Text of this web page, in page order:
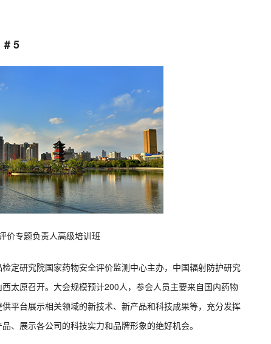
# 5
价专题负责人高级培训班
定研究院国家药物安全评价监测中心主办，中国辐射防护研究
太原召开。大会规模预计200人，参会人员主要来自国内药物
平台展示相关领域的新技术、新产品和科技成果等，充分发挥
、展示各公司的科技实力和品牌形象的绝好机会。